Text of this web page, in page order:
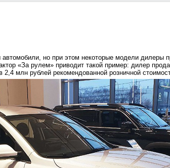
но при этом некоторые модели дилеры
«За рулем» приводит такой пример: дилер
млн рублей рекомендованной розничной